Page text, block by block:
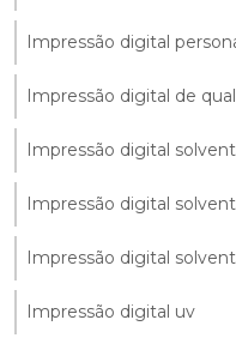
Impressão digital
Impressão digital de
Impressão digital
Impressão digital
Impressão digital
Impressão digital uv